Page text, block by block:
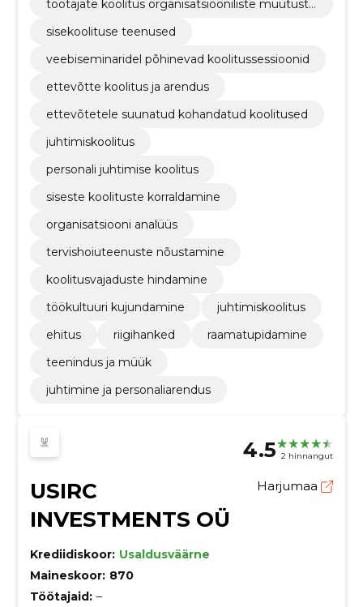
töötajate koolitus organisatsiooniliste muutuste
sisekoolituse teenused
veebiseminaridel põhinevad koolitussessioonid
ettevõtte koolitus ja arendus
ettevõtetele suunatud kohandatud koolitused
juhtimiskoolitus
personali juhtimise koolitus
siseste koolituste korraldamine
organisatsiooni analüüs
tervishoiuteenuste nõustamine
koolitusvajaduste hindamine
töökultuuri kujundamine
juhtimiskoolitus
ehitus
riigihanked
raamatupidamine
teenindus ja müük
juhtimine ja personaliarendus
4.5 2 hinnangut
USIRC
INVESTMENTS OÜ
Harjumaa
Krediidiskoor: Usaldusväärne
Maineskoor: 870
Töötajaid: –